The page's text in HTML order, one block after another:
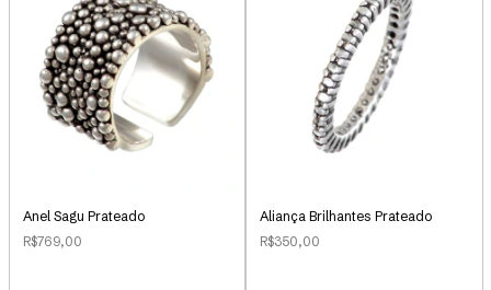
Anel Sagu Prateado
R$769,00
Aliança Brilhantes Prateado
R$350,00